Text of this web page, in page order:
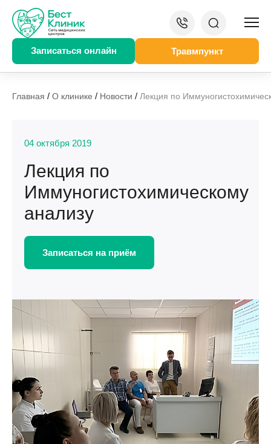
Записаться онлайн Травмпункт
Главная / О клинике / Новости / Лекция по
04 октября 2019
Лекция по
Иммуногистохимическому
анализу
Записаться на приём